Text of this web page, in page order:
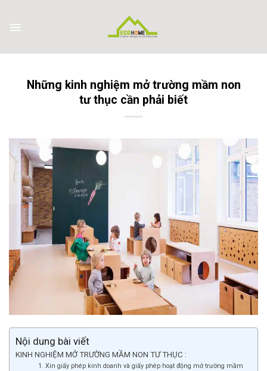
content
Những kinh nghiệm mở trường mầm non
tư thục cần phải biết
Nội dung bài viết
KINH NGHIỆM MỞ TRƯỜNG MẦM NON TƯ THỤC :
1. Xin giấy phép kinh doanh và giấy phép hoạt động mở trường mầm